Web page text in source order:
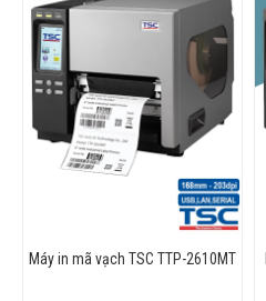
Máy in mã vạch TSC TTP-2610MT